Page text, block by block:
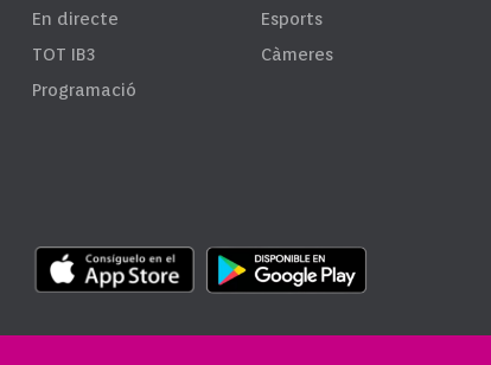
En directe
TOT IB3
Programació
Esports
Càmeres